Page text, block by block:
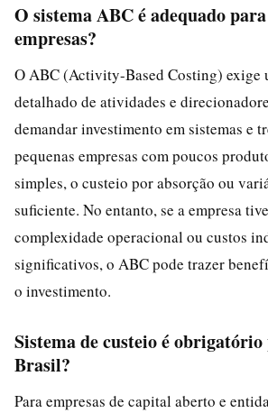
O sistema ABC é adequado
empresas?
O ABC (Activity-Based Costing) exige
detalhado de atividades e
demandar investimento em sistemas e
pequenas empresas com poucos
simples, o custeio por absorção ou
suficiente. No entanto, se a empresa
complexidade operacional ou custos
significativos, o ABC pode trazer
o investimento.
Sistema de custeio é
Brasil?
Para empresas de capital aberto e